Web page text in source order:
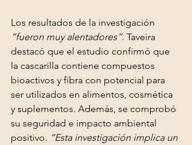
Los resultados de la investigación
“fueron muy alentadores”. Taveira
destacó que el estudio confirmó que
la cascarilla contiene compuestos
bioactivos y fibra con potencial para
ser utilizados en alimentos, cosmética
y suplementos. Además, se comprobó
su seguridad e impacto ambiental
positivo. “Esta investigación implica un